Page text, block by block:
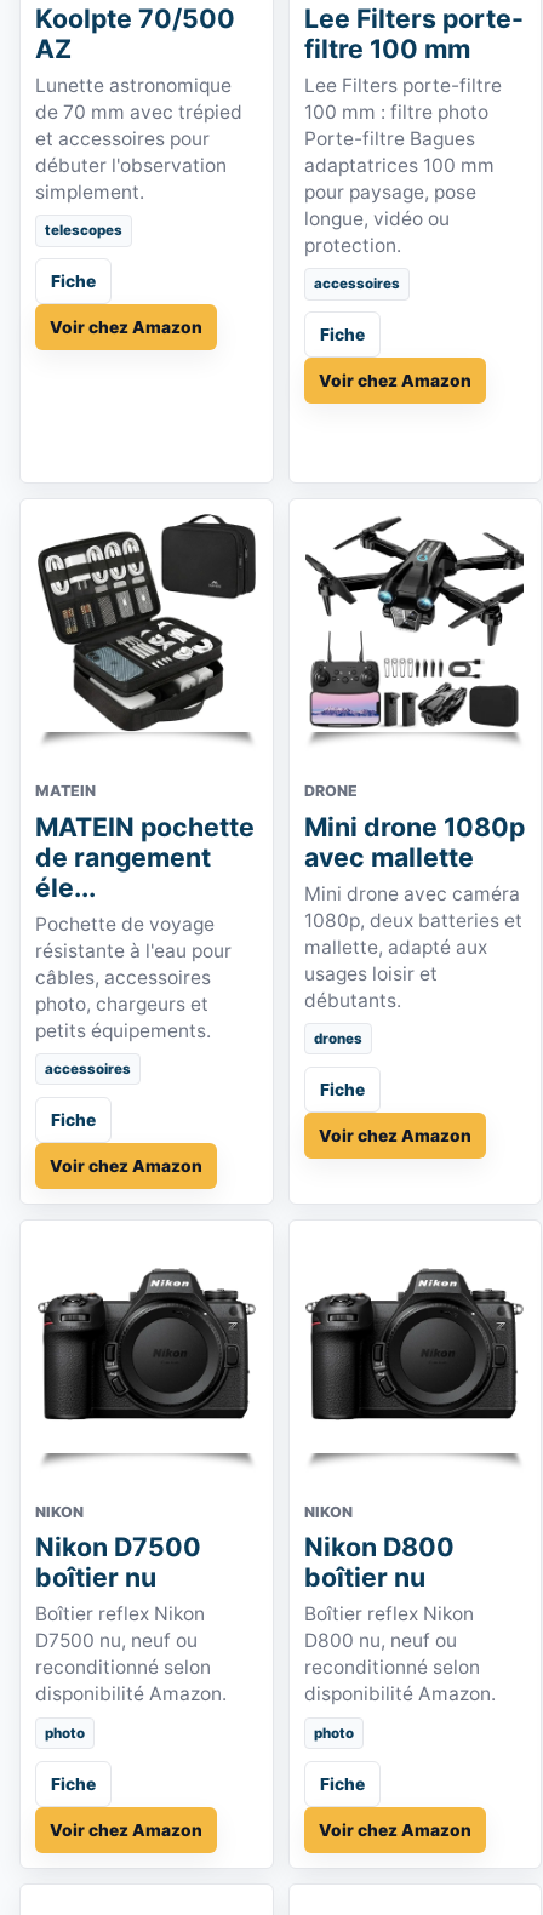
Koolpte 70/500
AZ
Lunette astronomique
de 70 mm avec trépied
et accessoires pour
débuter l'observation
simplement.
telescopes
Fiche
Voir chez Amazon
Lee Filters porte-
filtre 100 mm
Lee Filters porte-filtre
100 mm : filtre photo
Porte-filtre Bagues
adaptatrices 100 mm
pour paysage, pose
longue, vidéo ou
protection.
accessoires
Fiche
Voir chez Amazon
MATEIN
MATEIN pochette
de rangement
éle...
Pochette de voyage
résistante à l'eau pour
câbles, accessoires
photo, chargeurs et
petits équipements.
accessoires
Fiche
Voir chez Amazon
DRONE
Mini drone 1080p
avec mallette
Mini drone avec caméra
1080p, deux batteries et
mallette, adapté aux
usages loisir et
débutants.
drones
Fiche
Voir chez Amazon
NIKON
Nikon D7500
boîtier nu
Boîtier reflex Nikon
D7500 nu, neuf ou
reconditionné selon
disponibilité Amazon.
photo
Fiche
Voir chez Amazon
NIKON
Nikon D800
boîtier nu
Boîtier reflex Nikon
D800 nu, neuf ou
reconditionné selon
disponibilité Amazon.
photo
Fiche
Voir chez Amazon